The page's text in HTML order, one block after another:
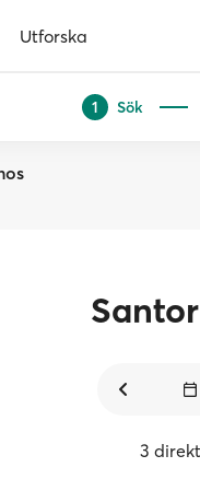
Utforska
1 Sök
3